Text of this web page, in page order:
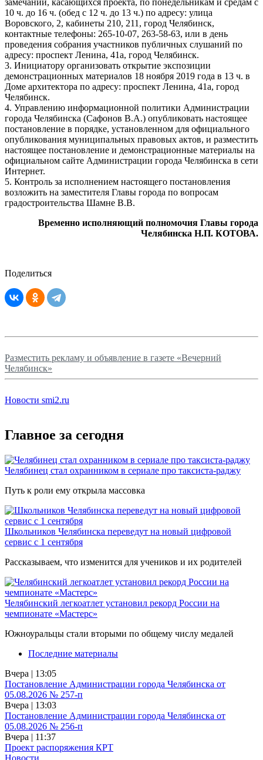
10 ч. до 16 ч. (обед с 12 ч. до 13 ч.) по адресу: улица
Воровского, 2, кабинеты 210, 211, город Челябинск,
контактные телефоны: 265-10-07, 263-58-63, или в день
проведения собрания участников публичных слушаний по
адресу: проспект Ленина, 41а, город Челябинск.
3. Инициатору организовать открытие экспозиции
демонстрационных материалов 18 ноября 2019 года в 13 ч. в
Доме архитектора по адресу: проспект Ленина, 41а, город
Челябинск.
4. Управлению информационной политики Администрации
города Челябинска (Сафонов В.А.) опубликовать настоящее
постановление в порядке, установленном для официального
опубликования муниципальных правовых актов, и разместить
настоящее постановление и демонстрационные материалы на
официальном сайте Администрации города Челябинска в сети
Интернет.
5. Контроль за исполнением настоящего постановления
возложить на заместителя Главы города по вопросам
градостроительства Шамне В.В.
Временно исполняющий полномочия Главы города
Челябинска Н.П. КОТОВА.
Поделиться
Разместить рекламу и объявление в газете «Вечерний
Челябинск»
Новости smi2.ru
Главное за сегодня
Челябинец стал охранником в сериале про таксиста-раджу
Путь к роли ему открыла массовка
Школьников Челябинска переведут на новый цифровой
сервис с 1 сентября
Рассказываем, что изменится для учеников и их родителей
Челябинский легкоатлет установил рекорд России на
чемпионате «Мастерс»
Южноуральцы стали вторыми по общему числу медалей
Последние материалы
Вчера | 13:05
Постановление Администрации города Челябинска от
05.08.2026 № 257-п
Вчера | 13:03
Постановление Администрации города Челябинска от
05.08.2026 № 256-п
Вчера | 11:37
Проект распоряжения КРТ